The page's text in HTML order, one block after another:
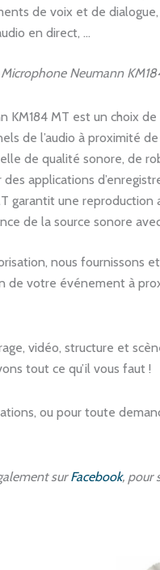
de voix et de dialogue,
en direct, …
Neumann
KM184 MT est un choix
de l’audio à proximité
de qualité sonore, de
des applications
garantit une
de la source sonore
nous fournissons
de votre événement à
vidéo, structure et
tout ce qu’il vous faut !
ou pour toute
surFacebook, pour